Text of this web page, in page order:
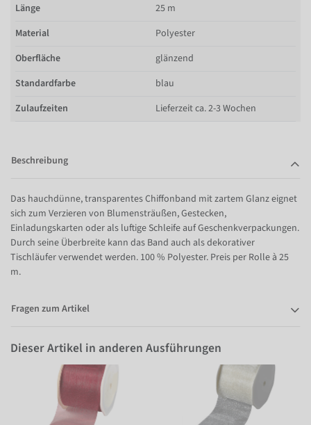
Länge
25 m
Material
Polyester
Oberfläche
glänzend
Standardfarbe
blau
Zulaufzeiten
Lieferzeit ca. 2-3 Wochen
Beschreibung
Das hauchdünne, transparentes Chiffonband mit zartem Glanz eignet
sich zum Verzieren von Blumensträußen, Gestecken,
Einladungskarten oder als luftige Schleife auf Geschenkverpackungen.
Durch seine Überbreite kann das Band auch als dekorativer
Tischläufer verwendet werden. 100 % Polyester. Preis per Rolle à 25
m.
Fragen zum Artikel
Dieser Artikel in anderen Ausführungen